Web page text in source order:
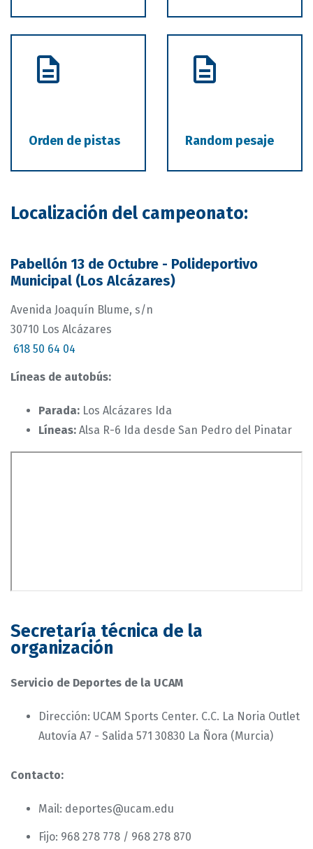
Orden de pistas Random pesaje
Localización del campeonato:
Pabellón 13 de Octubre - Polideportivo
Municipal (Los Alcázares)
Avenida Joaquín Blume, s/n
30710 Los Alcázares
618 50 64 04
Líneas de autobús:
Parada: Los Alcázares Ida
Líneas: Alsa R-6 Ida desde San Pedro del Pinatar
Secretaría técnica de la
organización
Servicio de Deportes de la UCAM
Dirección: UCAM Sports Center. C.C. La Noria Outlet
Autovía A7 - Salida 571 30830 La Ñora (Murcia)
Contacto:
Mail: deportes@ucam.edu
Fijo: 968 278 778 / 968 278 870